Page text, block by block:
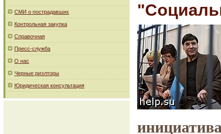
СМИ о пострадавших
Контрольная закупка
Справочная
Пресс-служба
О нас
Черные риэлторы
Юридическая консультация